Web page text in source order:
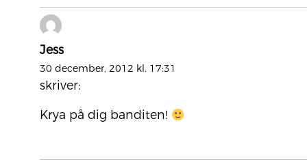
Jess
30 december, 2012 kl. 17:31
skriver:
Krya på dig banditen!